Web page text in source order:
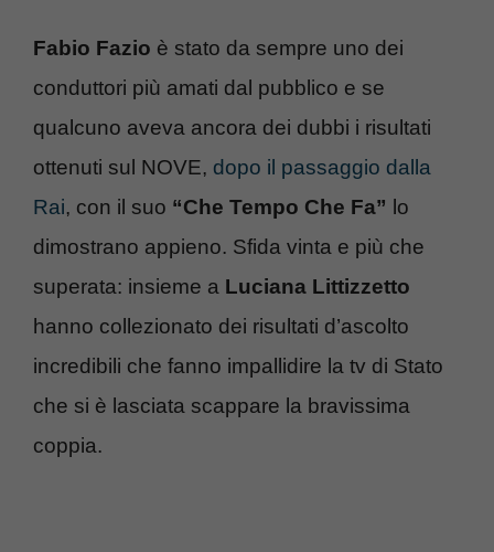
Fabio Fazio è stato da sempre uno dei
conduttori più amati dal pubblico e se
qualcuno aveva ancora dei dubbi i risultati
ottenuti sul NOVE, dopo il passaggio dalla
Rai, con il suo “Che Tempo Che Fa” lo
dimostrano appieno. Sfida vinta e più che
superata: insieme a Luciana Littizzetto
hanno collezionato dei risultati d’ascolto
incredibili che fanno impallidire la tv di Stato
che si è lasciata scappare la bravissima
coppia.